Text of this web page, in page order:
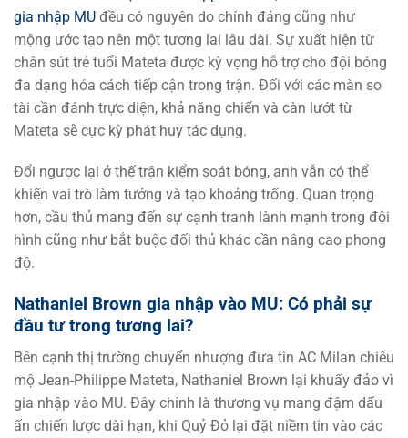
gia nhập MU đều có nguyên do chính đáng cũng như
mộng ước tạo nên một tương lai lâu dài. Sự xuất hiện từ
chân sút trẻ tuổi Mateta được kỳ vọng hỗ trợ cho đội bóng
đa dạng hóa cách tiếp cận trong trận. Đối với các màn so
tài cần đánh trực diện, khả năng chiến và càn lướt từ
Mateta sẽ cực kỳ phát huy tác dụng.
Đổi ngược lại ở thế trận kiểm soát bóng, anh vẫn có thể
khiến vai trò làm tưởng và tạo khoảng trống. Quan trọng
hơn, cầu thủ mang đến sự cạnh tranh lành mạnh trong đội
hình cũng như bắt buộc đối thủ khác cần nâng cao phong
độ.
Nathaniel Brown gia nhập vào MU: Có phải sự
đầu tư trong tương lai?
Bên cạnh thị trường chuyển nhượng đưa tin AC Milan chiêu
mộ Jean-Philippe Mateta, Nathaniel Brown lại khuấy đảo vì
gia nhập vào MU. Đây chính là thương vụ mang đậm dấu
ấn chiến lược dài hạn, khi Quỷ Đỏ lại đặt niềm tin vào các